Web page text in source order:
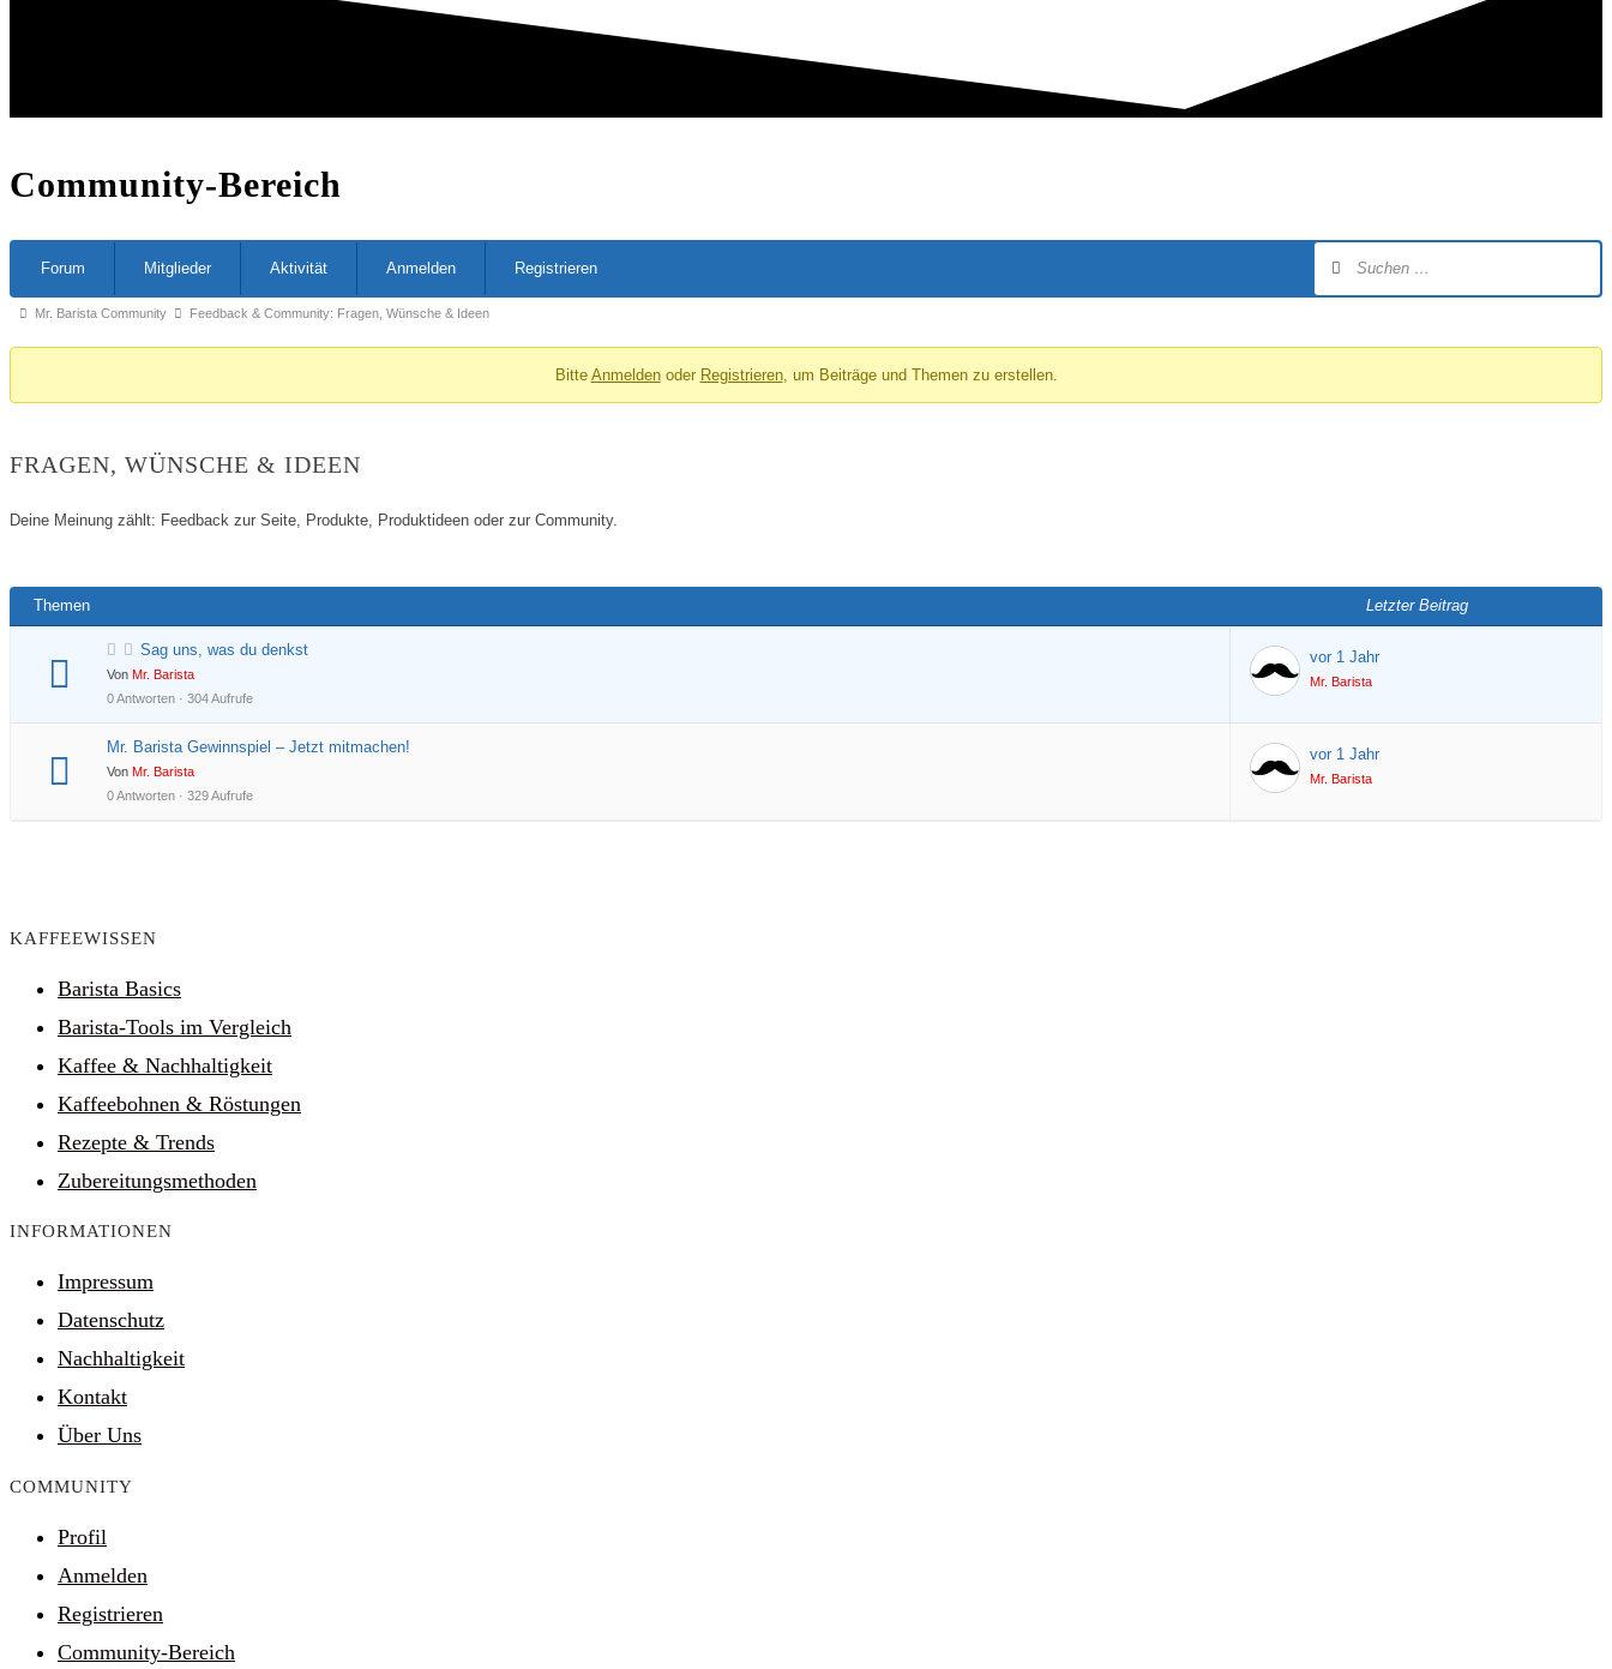
Community-Bereich
Navigation
Forum Mitglieder Aktivität Anmelden Registrieren
Forum-
Du
hier:
Mr. Barista Community Feedback & Community: Fragen, Wünsche & Ideen
Bitte Anmeldenoder Registrieren, um Beiträge und Themen zu erstellen.
FRAGEN, WÜNSCHE & IDEEN
Deine Meinung zählt: Feedback zur Seite, Produkte, Produktideen oder zur Community.
Themen Letzter Beitrag
Sag uns, was du denkst
Von Mr. Barista
0 Antworten · 304 Aufrufe
vor 1 Jahr
Mr. Barista
Mr. Barista Gewinnspiel – Jetzt mitmachen!
Von Mr. Barista
0 Antworten · 329 Aufrufe
vor 1 Jahr
Mr. Barista
KAFFEEWISSEN
Barista Basics
Barista-Tools im Vergleich
Kaffee & Nachhaltigkeit
Kaffeebohnen & Röstungen
Rezepte & Trends
Zubereitungsmethoden
INFORMATIONEN
Impressum
Datenschutz
Nachhaltigkeit
Kontakt
Über Uns
COMMUNITY
Profil
Anmelden
Registrieren
Community-Bereich